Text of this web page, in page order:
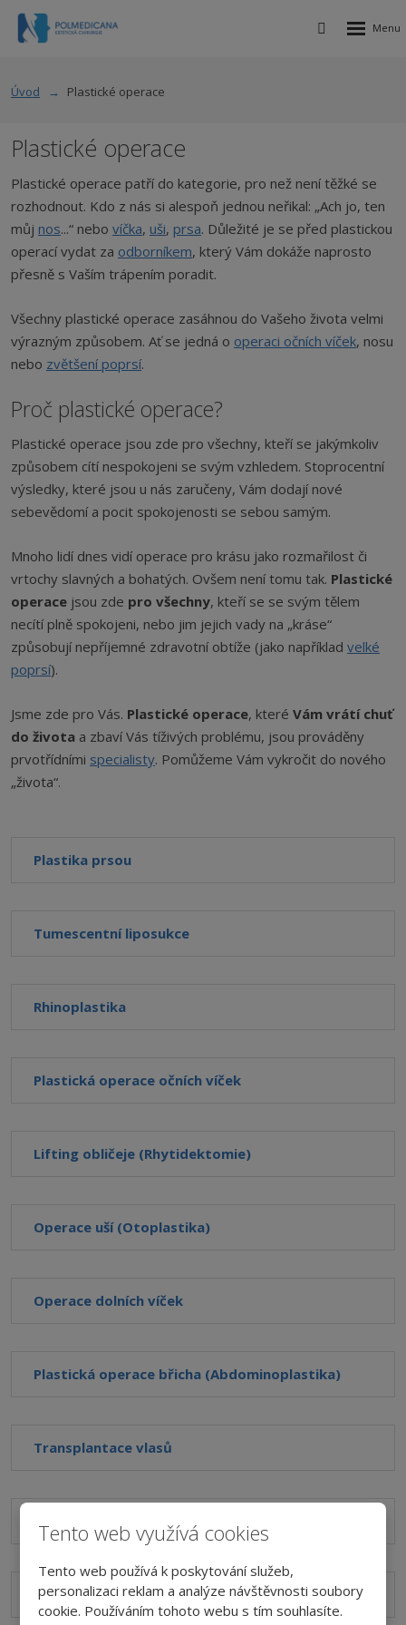
Vyhledávání
Rozbalení
Úvod Plastické operace
Plastické operace
Plastické operace patří do kategorie, pro než není těžké se
rozhodnout. Kdo z nás si alespoň jednou neřikal: „Ach jo, ten
můj nos...“ nebo víčka, uši, prsa. Důležité je se před plastickou
operací vydat za odborníkem, který Vám dokáže naprosto
přesně s Vaším trápením poradit.
Všechny plastické operace zasáhnou do Vašeho života velmi
výrazným způsobem. Ať se jedná o operaci očních víček, nosu
nebo zvětšení poprsí.
Proč plastické operace?
Plastické operace jsou zde pro všechny, kteří se jakýmkoliv
způsobem cítí nespokojeni se svým vzhledem. Stoprocentní
výsledky, které jsou u nás zaručeny, Vám dodají nové
sebevědomí a pocit spokojenosti se sebou samým.
Mnoho lidí dnes vidí operace pro krásu jako rozmařilost či
vrtochy slavných a bohatých. Ovšem není tomu tak. Plastické
operace jsou zde pro všechny, kteří se se svým tělem
necítí plně spokojeni, nebo jim jejich vady na „kráse“
způsobují nepříjemné zdravotní obtíže (jako například velké
poprsí).
Jsme zde pro Vás. Plastické operace, které Vám vrátí chuť
do života a zbaví Vás tíživých problému, jsou prováděny
prvotřídními specialisty. Pomůžeme Vám vykročit do nového
„života“.
Plastika prsou
Tumescentní liposukce
Rhinoplastika
Plastická operace očních víček
Lifting obličeje (Rhytidektomie)
Operace uší (Otoplastika)
Operace dolních víček
Plastická operace břicha (Abdominoplastika)
Transplantace vlasů
Zvětšení rtů
Tento web využívá cookies
Tento web používá k poskytování služeb,
personalizaci reklam a analýze návštěvnosti soubory
cookie. Používáním tohoto webu s tím souhlasíte.